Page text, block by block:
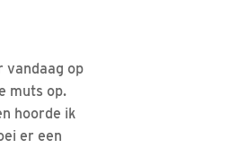
vandaag op
muts op.
hoorde ik
er een